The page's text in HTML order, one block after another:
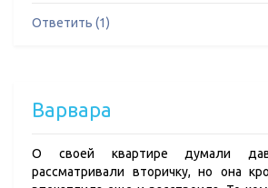
Ответить (1)
Варвара
О своей квартире думали
рассматривали вторичку, но она